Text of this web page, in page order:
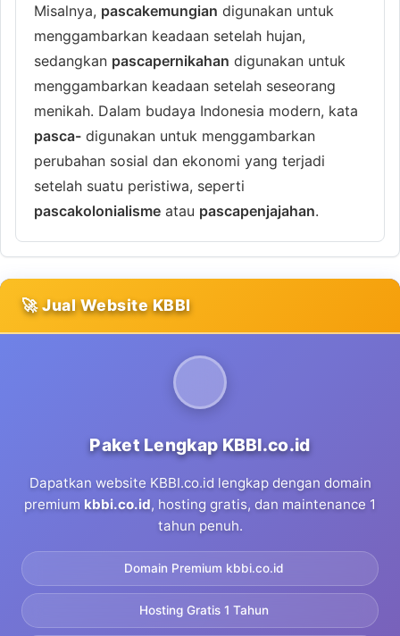
Misalnya, pascakemungian digunakan untuk
menggambarkan keadaan setelah hujan,
sedangkan pascapernikahan digunakan untuk
menggambarkan keadaan setelah seseorang
menikah. Dalam budaya Indonesia modern, kata
pasca- digunakan untuk menggambarkan
perubahan sosial dan ekonomi yang terjadi
setelah suatu peristiwa, seperti
pascakolonialisme atau pascapenjajahan.
🚀 Jual Website KBBI
Paket Lengkap KBBI.co.id
Dapatkan website KBBI.co.id lengkap dengan domain
premium kbbi.co.id, hosting gratis, dan maintenance 1
tahun penuh.
Domain Premium kbbi.co.id
Hosting Gratis 1 Tahun